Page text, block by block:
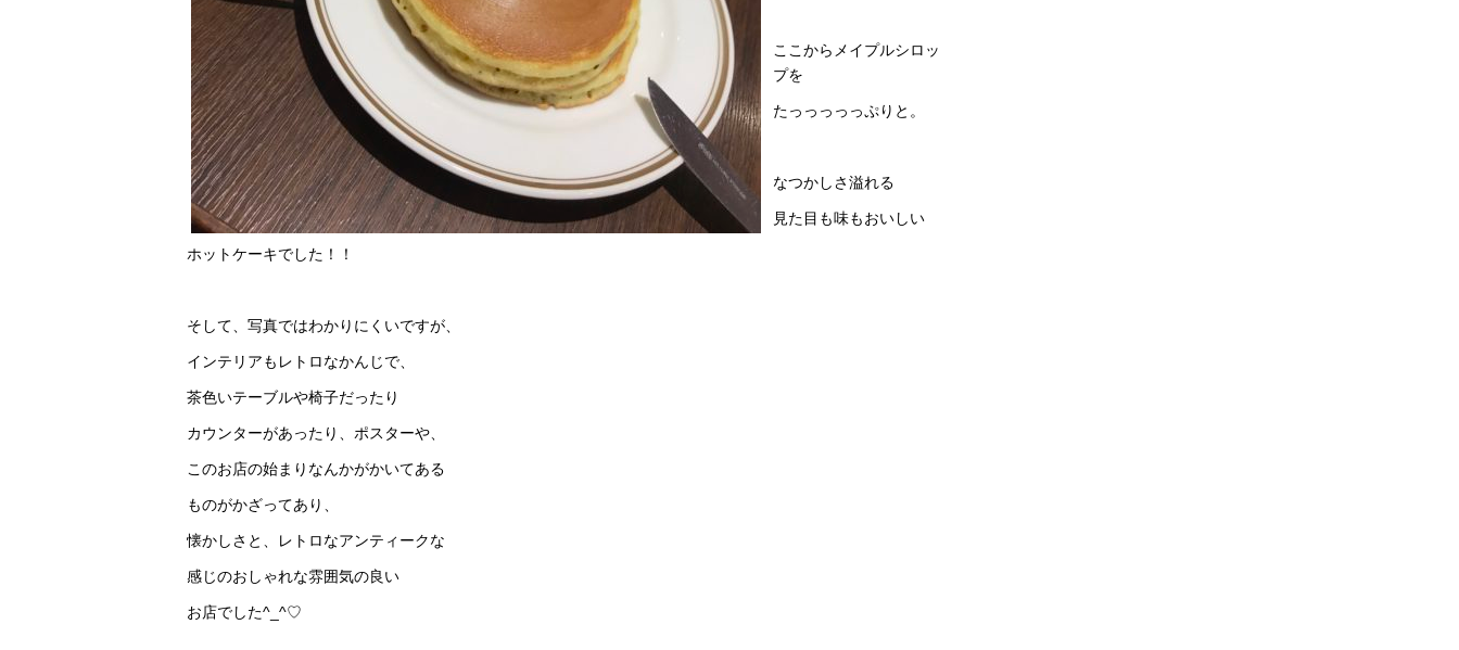
ここからメイプルシロッ
プを
たっっっっっぷりと。
なつかしさ溢れる
見た目も味もおいしい
ホットケーキでした！！
そして、写真ではわかりにくいですが、
インテリアもレトロなかんじで、
茶色いテーブルや椅子だったり
カウンターがあったり、ポスターや、
このお店の始まりなんかがかいてある
ものがかざってあり、
懐かしさと、レトロなアンティークな
感じのおしゃれな雰囲気の良い
お店でした^_^♡